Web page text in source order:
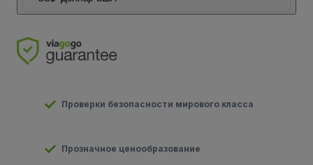
Проверки безопасности мирового класса
Прозначное ценообразование